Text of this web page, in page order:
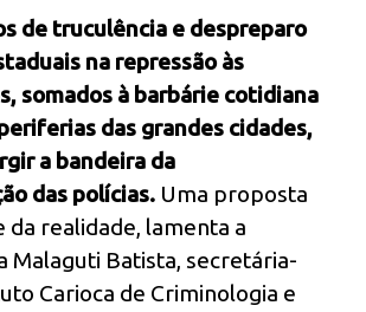
de truculência e despreparo
na repressão às
somados à barbárie cotidiana
das grandes cidades,
a bandeira da
das polícias. Uma proposta
da realidade, lamenta a
Malaguti Batista, secretária-
Carioca de Criminologia e